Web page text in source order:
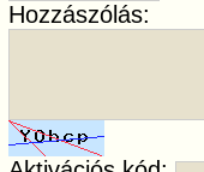
Hozzászólás: